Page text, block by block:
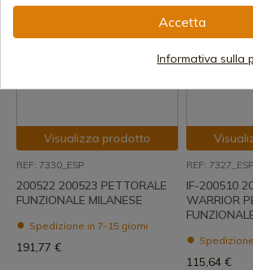
Visualizza prodotto
REF: 7330_ESP
200522 200523 PETTORALE
FUNZIONALE MILANESE
Spedizione in 7-15 giorni
191,77 €
REF: 7327_ESP
IF-200510
WARRIOR
115,64 €
Accetta
Informativa sulla